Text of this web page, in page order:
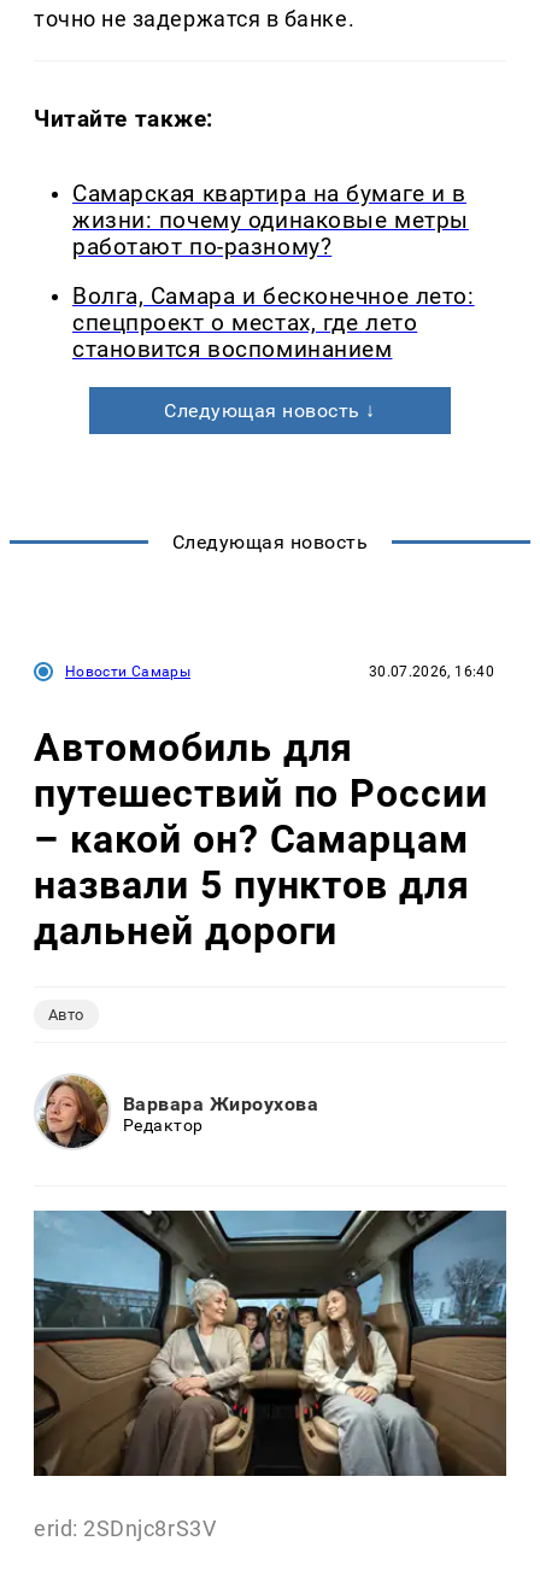
точно не задержатся в банке.
Читайте также:
Самарская квартира на бумаге и в
жизни: почему одинаковые метры
работают по-разному?
Волга, Самара и бесконечное лето:
спецпроект о местах, где лето
становится воспоминанием
Следующая новость ↓
Следующая новость
Новости Самары 30.07.2026, 16:40
Автомобиль для
путешествий по России
– какой он? Самарцам
назвали 5 пунктов для
дальней дороги
Авто
Варвара Жироухова
Редактор
erid: 2SDnjc8rS3V